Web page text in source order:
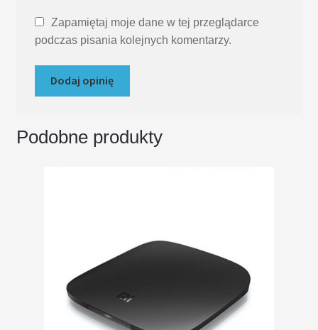
Zapamiętaj moje dane w tej przeglądarce
podczas pisania kolejnych komentarzy.
Podobne produkty